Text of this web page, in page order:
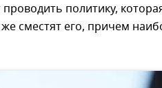
политику,
сместят его, причем